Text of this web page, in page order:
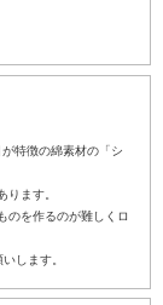
特徴の綿素材の「シ
ます。
のを作るのが難しくロ
します。